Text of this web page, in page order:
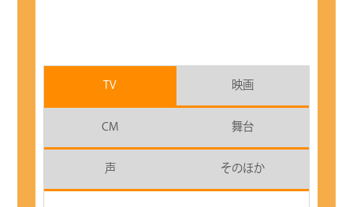
TV 映画
CM 舞台
声 そのほか